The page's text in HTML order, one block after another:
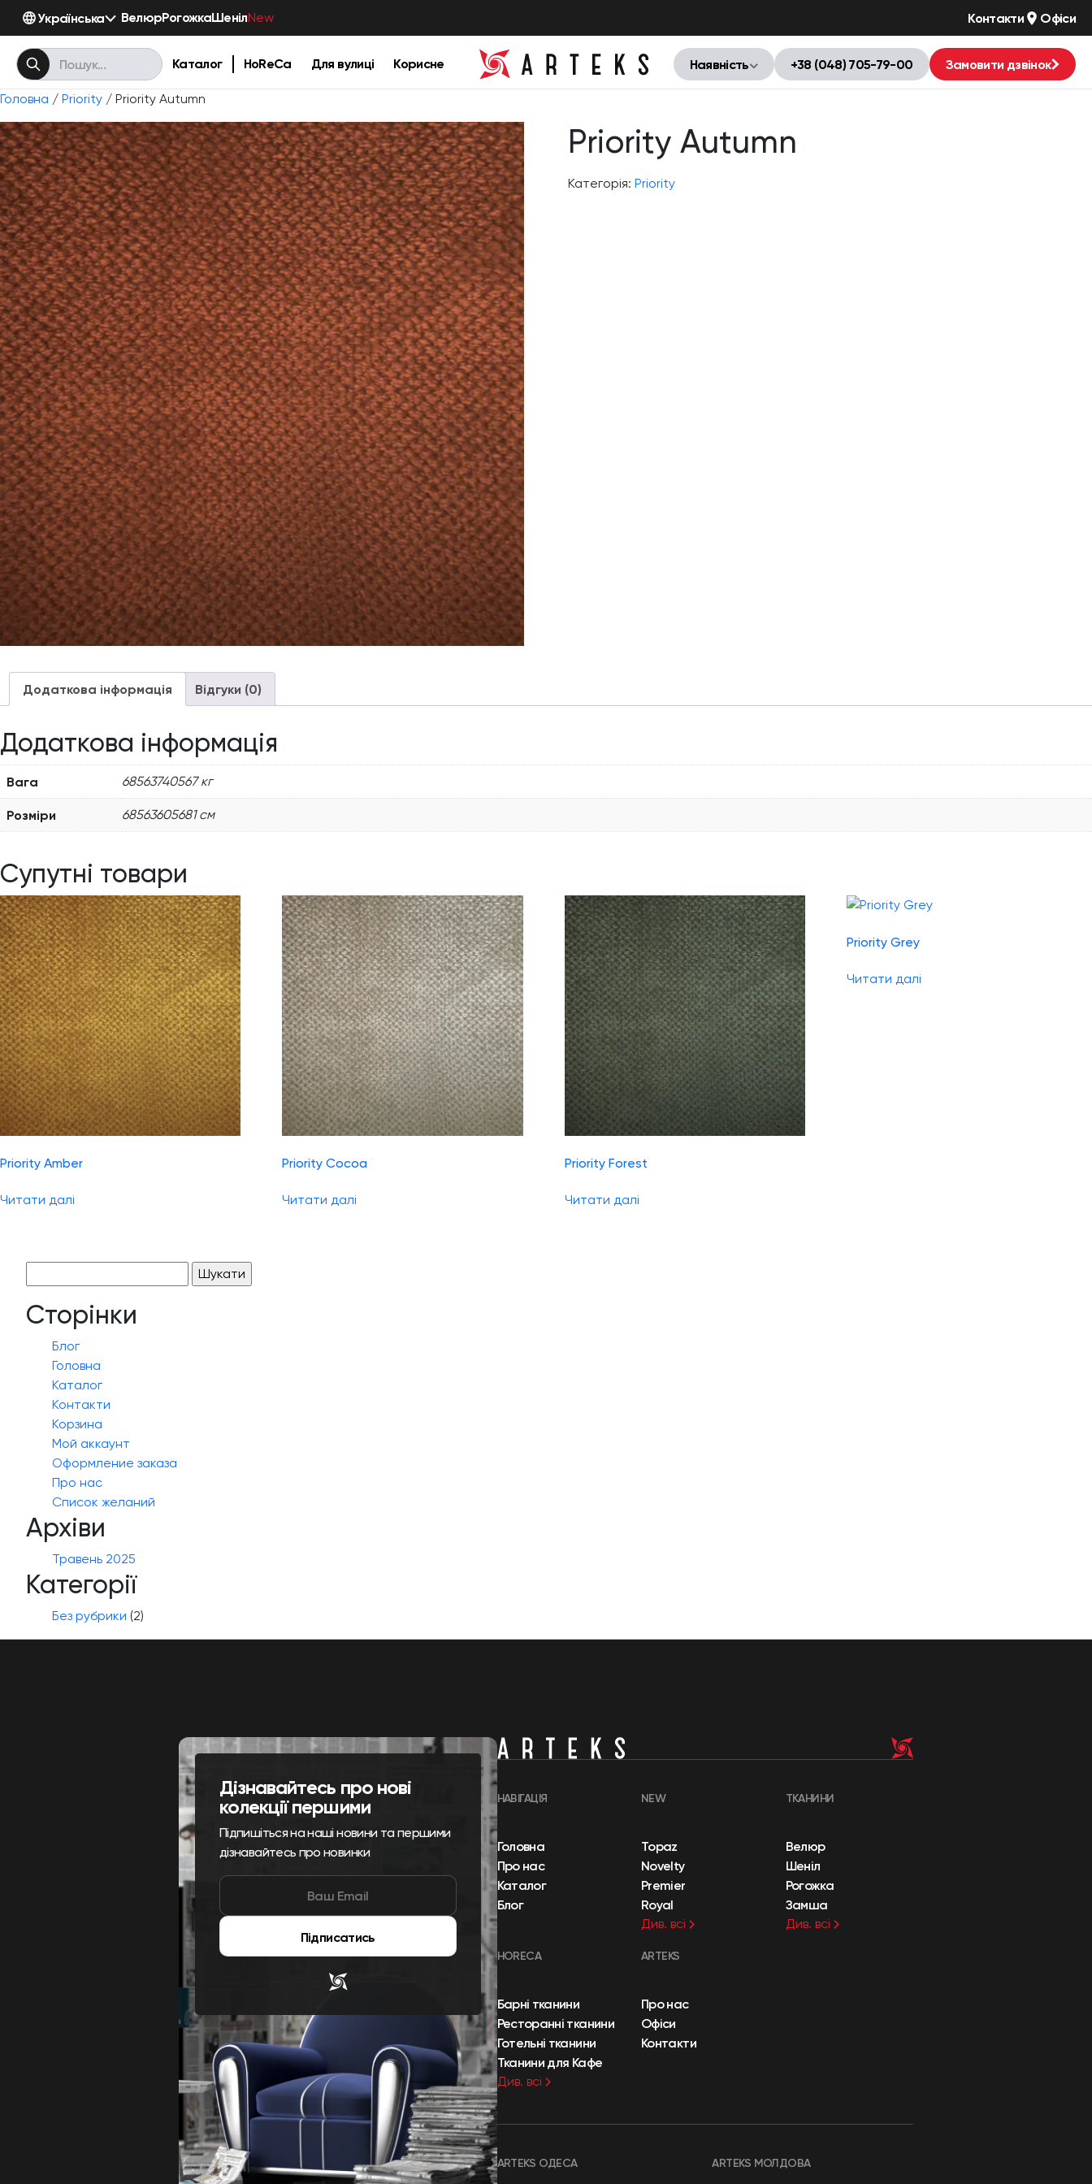
Українська ВелюрРогожкаШенілNew Контакти Офіси
Каталог HoReCa Для вулиці Корисне Наявність +38 (048) 705-79-00 Замовити дзвінок
Головна / Priority / Priority Autumn
Priority Autumn
Категорія: Priority
Додаткова інформація Відгуки (0)
Додаткова інформація
Вага 68563740567 кг
Розміри 68563605681 см
Супутні товари
Priority Amber
Читати далі
Priority Cocoa
Читати далі
Priority Forest
Читати далі
Priority Grey
Читати далі
Сторінки
Блог
Головна
Каталог
Контакти
Корзина
Мой аккаунт
Оформление заказа
Про нас
Список желаний
Архіви
Травень 2025
Категорії
Без рубрики (2)
Дізнавайтесь про нові
колекції першими
Підпишіться на наші новини та першими
дізнавайтесь про новинки
Підписатись
НАВІГАЦІЯ
Головна
Про нас
Каталог
Блог
NEW
Topaz
Novelty
Premier
Royal
Див. всі
ТКАНИНИ
Велюр
Шеніл
Рогожка
Замша
Див. всі
HORECA
Барні тканини
Ресторанні тканини
Готельні тканини
Тканини для Кафе
Див. всі
ARTEKS
Про нас
Офіси
Контакти
ARTEKS ОДЕСА ARTEKS МОЛДОВА